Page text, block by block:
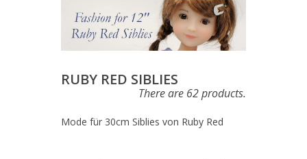
RUBY RED SIBLIES
There are 62 products.
Mode für 30cm Siblies von Ruby Red